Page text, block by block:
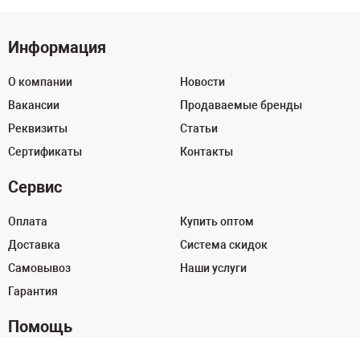
Информация
О компании
Вакансии
Реквизиты
Сертификаты
Новости
Продаваемые бренды
Статьи
Контакты
Сервис
Оплата
Доставка
Самовывоз
Гарантия
Купить оптом
Система скидок
Наши услуги
Помощь